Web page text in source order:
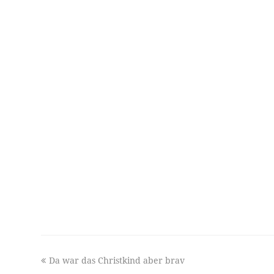
previous
Da war das Christkind aber brav